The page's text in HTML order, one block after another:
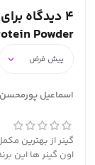
4 دیدگاه برای
Powder
اسماعیل پورمحسن
گینر از بهترین
اون گینر ها این